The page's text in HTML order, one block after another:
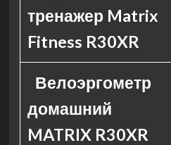
тренажер Matrix
Fitness R30XR
Велоэргометр
домашний
MATRIX R30XR